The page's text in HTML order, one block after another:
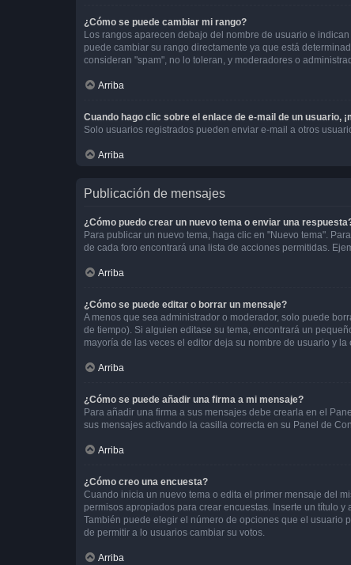
¿Cómo se puede cambiar mi rango?
Los rangos aparecen debajo del nombre de usuario e
puede cambiar su rango directamente ya que está
consideran "spam", no lo toleran, y moderadores o
Arriba
Cuando hago clic sobre el enlace de e-mail de un usuario,
Solo usuarios registrados pueden enviar e-mail a otros
Arriba
Publicación de mensajes
¿Cómo puedo crear un nuevo tema o enviar una
Para publicar un nuevo tema, haga clic en "Nuevo tema".
de cada foro encontrará una lista de acciones permitidas.
Arriba
¿Cómo se puede editar o borrar un mensaje?
A menos que sea administrador o moderador, solo puede
de tiempo). Si alguien editase su tema, encontrará un
mayoría de las veces el editor deja su nombre de usuario y
Arriba
¿Cómo se puede añadir una firma a mi mensaje?
Para añadir una firma a sus mensajes debe crearla en el
sus mensajes activando la casilla correcta en su Panel de
Arriba
¿Cómo creo una encuesta?
Cuando inicia un nuevo tema o edita el primer mensaje del
permisos apropiados para crear encuestas. Inserte un título
También puede elegir el número de opciones que el usuario
de permitir a lo usuarios cambiar su votos.
Arriba